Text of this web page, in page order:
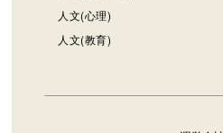
人文(心理)
人文(教育)